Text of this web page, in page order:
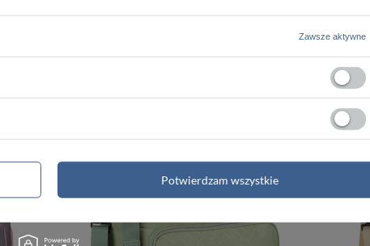
Zawsze aktywne
Potwierdzam wszystkie